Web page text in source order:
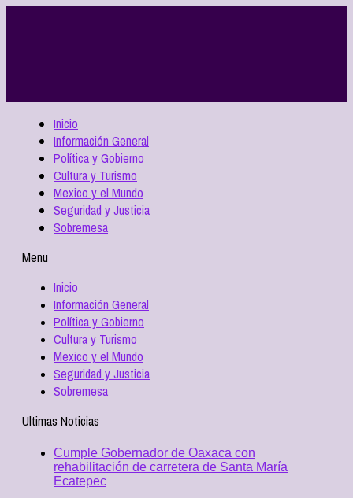
Inicio
Información General
Política y Gobierno
Cultura y Turismo
Mexico y el Mundo
Seguridad y Justicia
Sobremesa
Menu
Inicio
Información General
Política y Gobierno
Cultura y Turismo
Mexico y el Mundo
Seguridad y Justicia
Sobremesa
Ultimas Noticias
Cumple Gobernador de Oaxaca con
rehabilitación de carretera de Santa María
Ecatepec